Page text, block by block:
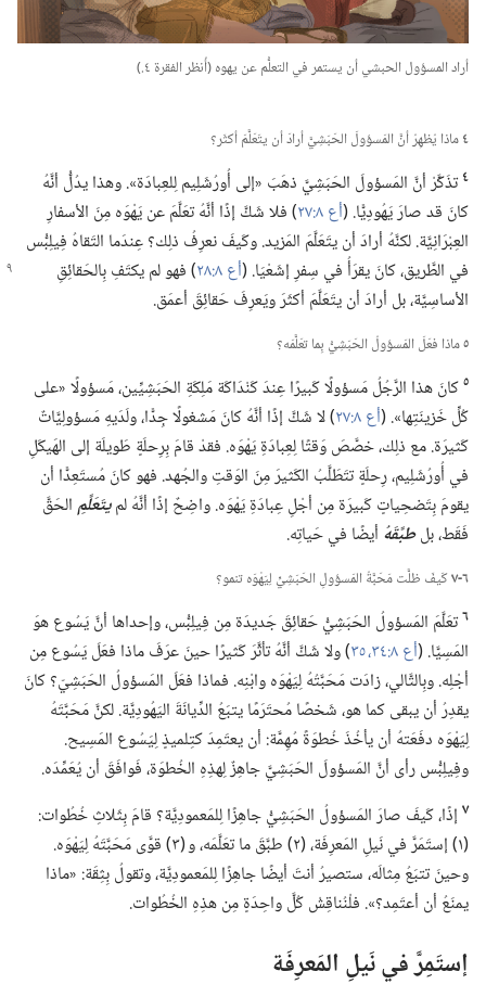
أراد المسؤول الحبشي أن يستمر في التعلُّم عن يهوه (‏أُنظر الفقرة ٤.‏)‏
٤ماذا يُظهِرُ أنَّ المَسؤولَ الحَبَشِيَّ أرادَ أن يتَعَلَّمَ أكثَر؟‏
٤تذَكَّرْ أنَّ المَسؤولَ الحَبَشِيَّ ذهَبَ «إلى أُورُشَلِيم لِلعِبادَة».‏ وهذا يدُلُّ أنَّهُ
كانَ قد صارَ يَهُودِيًّا.‏ (‏أع ٨:‏٢٧
‏)‏ فلا شَكَّ إذًا أنَّهُ تعَلَّمَ عن يَهْوَه مِنَ الأسفارِ
العِبْرَانِيَّة.‏ لكنَّهُ أرادَ أن يتَعَلَّمَ المَزيد.‏ وكَيفَ نعرِفُ ذلِك؟‏ عِندَما التَقاهُ فِيلِبُّس
في الطَّريق،‏ كانَ يقرَأُ في سِفرِ إشَعْيَا.‏ (‏أع ٨:‏٢٨ ‏)‏ فهو لميكتَفِ بِالحَقائِقِ
الأساسِيَّة،‏ بل أرادَ أن يتَعَلَّمَ أكثَرَ ويَعرِفَ حَقائِقَ أعمَق.‏
٥ماذا فعَلَ المَسؤولُ الحَبَشِيُّ بِما تعَلَّمَه؟‏
٥كانَ هذا الرَّجُلُ مَسؤولًا كَبيرًا عِندَ كَنْدَاكَة مَلِكَةِ الحَبَشِيِّين،‏ مَسؤولًا «على
كُلِّ خَزينَتِها».‏ (‏أع ٨:‏٢٧
‏)‏ لا شَكَّ إذًا أنَّهُ كانَ مَشغولًا جِدًّا،‏ ولَدَيهِ مَسؤولِيَّاتٌ
كَثيرَة.‏ مع ذلِك،‏ خصَّصَ وَقتًا لِعِبادَةِ يَهْوَه.‏ فقدْ قامَ بِرِحلَةٍ طَويلَة إلى الهَيكَلِ
في أُورُشَلِيم،‏ رِحلَةٍ تتَطَلَّبُ الكَثيرَ مِنَ الوَقتِ والجُهد.‏ فهو كانَ مُستَعِدًّا أن
يقومَ بِتَضحِياتٍ كَبيرَة مِن أجْلِ عِبادَةِ يَهْوَه.‏ واضِحٌ إذًا أنَّهُ لميتَعَلَّمِالحَقَّ
فَقَط،‏ بلطبَّقَهُ أيضًا في حَياتِه.‏
٦-‏٧ كَيفَ ظلَّت مَحَبَّةُ المَسؤولِ الحَبَشِيِّ لِيَهْوَه تنمو؟‏
٦تعَلَّمَ المَسؤولُ الحَبَشِيُّ حَقائِقَ جَديدَة مِن فِيلِبُّس،‏ وإحداها أنَّ يَسُوع هوَ
المَسِيَّا.‏ (‏أع ٨:‏٣٤،‏ ٣٥
‏)‏ ولا شَكَّ أنَّهُ تأثَّرَ كَثيرًا حينَ عرَفَ ماذا فعَلَ يَسُوع مِن
أجْلِه.‏ وبِالتَّالي،‏ زادَت مَحَبَّتُهُ لِيَهْوَه وابْنِه.‏ فماذا فعَلَ المَسؤولُ الحَبَشِيّ؟‏ كانَ
يقدِرُ أن يبقى كما هو،‏ شَخصًا مُحتَرَمًا يتبَعُ الدِّيانَةَ اليَهُودِيَّة.‏ لكنَّ مَحَبَّتَهُ
لِيَهْوَه دفَعَتهُ أن يأخُذَ خُطوَةً مُهِمَّة:‏ أن يعتَمِدَ كتِلميذٍ لِيَسُوع المَسِيح.‏
وفِيلِبُّس رأى أنَّ المَسؤولَ الحَبَشِيَّ جاهِزٌ لِهذِهِ الخُطوَة،‏ فَوافَقَ أن يُعَمِّدَه.‏
٧ إذًا،‏ كَيفَ صارَ المَسؤولُ الحَبَشِيُّ جاهِزًا لِلمَعمودِيَّة؟‏ قامَ بِثَلاثِ خُطُوات:‏
(‏١)‏ إستَمَرَّ في نَيلِ المَعرِفَة،‏ (‏٢)‏ طبَّقَ ما تعَلَّمَه،‏ و (‏٣)‏ قوَّى مَحَبَّتَهُ لِيَهْوَه.‏
وحينَ تتبَعُ مِثالَه،‏ ستصيرُ أنتَ أيضًا جاهِزًا لِلمَعمودِيَّة،‏ وتقولُ بِثِقَة:‏ «ماذا
يمنَعُ أن أعتَمِد؟‏».‏ فلْنُناقِشْ كُلَّ واحِدَةٍ مِن هذِهِ الخُطُوات.‏
إستَمِرَّ في نَيلِ المَعرِفَة